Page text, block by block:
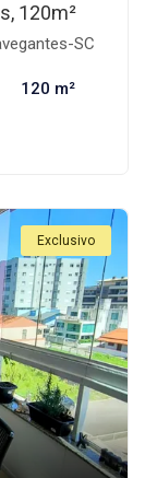
120m²
SC
120 m²
Exclusivo